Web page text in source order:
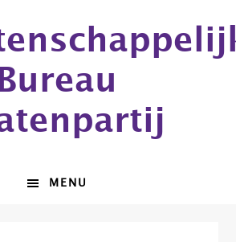
Bureau
MENU